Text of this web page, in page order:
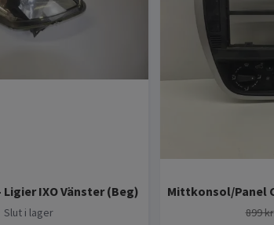
IXO Vänster (Beg)
Slut i lager
Mittkonsol/Panel
899 kr